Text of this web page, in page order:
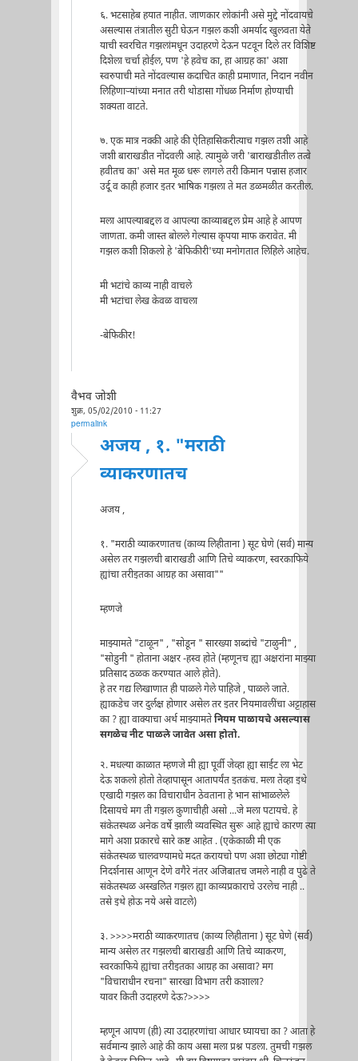
६. भटसाहेब हयात नाहीत. जाणकार लोकांनी असे मुद्दे नोंदवायचे
असल्यास तंत्रातील सुटी घेऊन गझल कशी अमर्याद खुलवता येते
याची स्वरचित गझलांमधून उदाहरणे देऊन पटवून दिले तर विशिष्ट
दिशेला चर्चा होईल, पण 'हे हवेच का, हा आग्रह का' अशा
स्वरुपाची मते नोंदवल्यास कदाचित काही प्रमाणात, निदान नवीन
लिहिणार्‍यांच्या मनात तरी थोडासा गोंधळ निर्माण होण्याची
शक्यता वाटते.
७. एक मात्र नक्की आहे की ऐतिहासिकरीत्याच गझल तशी आहे
जशी बाराखडीत नोंदवली आहे. त्यामुळे जरी 'बाराखडीतील तत्वे
हवीतच का' असे मत मूळ धरू लागले तरी किमान पन्नास हजार
उर्दू व काही हजार इतर भाषिक गझला ते मत डळमळीत करतील.
मला आपल्याबद्दल व आपल्या काव्याबद्दल प्रेम आहे हे आपण
जाणता. कमी जास्त बोलले गेल्यास कृपया माफ करावेत. मी
गझल कशी शिकलो हे 'बेफिकीरी'च्या मनोगतात लिहिले आहेच.
मी भटांचे काव्य नाही वाचले
मी भटांचा लेख केवळ वाचला
-बेफिकीर!
वैभव जोशी
शुक्र, 05/02/2010 - 11:27
permalink
अजय , १. "मराठी
व्याकरणातच
अजय ,
१. "मराठी व्याकरणातच (काव्य लिहीताना ) सूट घेणे (सर्व) मान्य
असेल तर गझलची बाराखडी आणि तिचे व्याकरण, स्वरकाफिये
ह्यांचा तरीइतका आग्रह का असावा""
म्हणजे
माझ्यामते "टाळून" , "सोडून " सारख्या शब्दांचे "टाळुनी" ,
"सोडुनी " होताना अक्षर -हस्व होते (म्हणूनच ह्या अक्षरांना माझ्या
प्रतिसाद ठळक करण्यात आले होते).
हे तर गद्य लिखाणात ही पाळले गेले पाहिजे , पाळले जाते.
ह्याकडेच जर दुर्लक्ष होणार असेल तर इतर नियमावलींचा अट्टाहास
का ? ह्या वाक्याचा अर्थ माझ्यामतेनियम पाळायचे असल्यास
सगळेच नीट पाळले जावेत असा होतो.
२. मधल्या काळात म्हणजे मी ह्या पूर्वी जेव्हा ह्या साईट ला भेट
देऊ शकलो होतो तेव्हापासून आतापर्यंत इतकंच. मला तेव्हा इथे
एखादी गझल का विचाराधीन ठेवताना हे भान सांभाळलेले
दिसायचे मग ती गझल कुणाचीही असो ...जे मला पटायचे. हे
संकेतस्थळ अनेक वर्षे झाली व्यवस्थित सुरू आहे ह्याचे कारण त्या
मागे अशा प्रकारचे सारे कष्ट आहेत . (एकेकाळी मी एक
संकेतस्थळ चालवण्यामधे मदत करायचो पण अशा छोट्या गोष्टी
निदर्शनास आणून देणे वगैरे नंतर अजिबातच जमले नाही व पुढे ते
संकेतस्थळ अस्खलित गझल ह्या काव्यप्रकाराचे उरलेच नाही ..
तसे इथे होऊ नये असे वाटले)
३. >>>>मराठी व्याकरणातच (काव्य लिहीताना ) सूट घेणे (सर्व)
मान्य असेल तर गझलची बाराखडी आणि तिचे व्याकरण,
स्वरकाफिये ह्यांचा तरीइतका आग्रह का असावा? मग
"विचाराधीन रचना" सारखा विभाग तरी कशाला?
यावर किती उदाहरणे देऊ?>>>>
म्हणून आपण (ही) त्या उदाहरणांचा आधार घ्यायचा का ? आता हे
सर्वमान्य झाले आहे की काय असा मला प्रश्न पडला. तुमची गझल